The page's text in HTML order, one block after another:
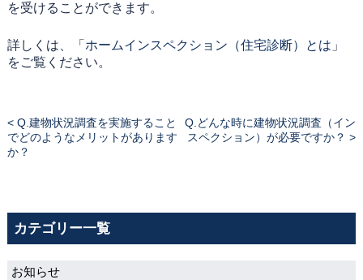
を受けることができます。
詳しくは、「 ホームインスペクション（住宅診断）とは 」
をご覧ください。
< Q.建物状況調査を実施すること
でどのようなメリットがあります
か？
Q.どんな時に建物状況調査（イン
スペクション）が必要ですか？ >
カテゴリー一覧
お知らせ